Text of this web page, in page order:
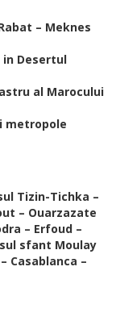
– Meknes
in Desertul
al Marocului
metropole
Tizin-Tichka –
– Ouarzazate
– Erfoud –
sfant Moulay
Casablanca –